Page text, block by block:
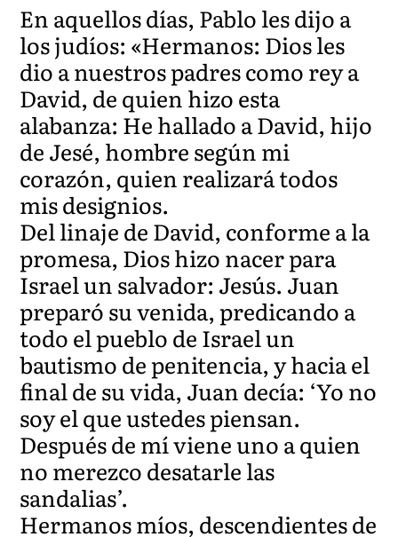
En aquellos días, Pablo les dijo a
los judíos: «Hermanos: Dios les
dio a nuestros padres como rey a
David, de quien hizo esta
alabanza: He hallado a David, hijo
de Jesé, hombre según mi
corazón, quien realizará todos
mis designios.
Del linaje de David, conforme a la
promesa, Dios hizo nacer para
Israel un salvador: Jesús. Juan
preparó su venida, predicando a
todo el pueblo de Israel un
bautismo de penitencia, y hacia el
final de su vida, Juan decía: ‘Yo no
soy el que ustedes piensan.
Después de mí viene uno a quien
no merezco desatarle las
sandalias’.
Hermanos míos, descendientes de